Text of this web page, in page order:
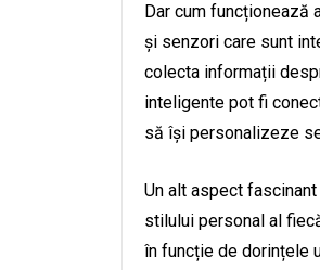
Dar cum funcționează
și senzori care sunt
colecta informații
inteligente pot fi
să își personalizeze
Un alt aspect
stilului personal al
în funcție de dorințele